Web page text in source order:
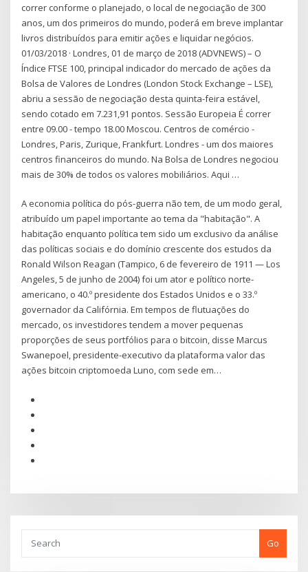
correr conforme o planejado, o local de negociação de 300
anos, um dos primeiros do mundo, poderá em breve implantar
livros distribuídos para emitir ações e liquidar negócios.
01/03/2018 · Londres, 01 de março de 2018 (ADVNEWS) – O
Índice FTSE 100, principal indicador do mercado de ações da
Bolsa de Valores de Londres (London Stock Exchange – LSE),
abriu a sessão de negociação desta quinta-feira estável,
sendo cotado em 7.231,91 pontos. Sessão Europeia É correr
entre 09.00 - tempo 18.00 Moscou. Centros de comércio -
Londres, Paris, Zurique, Frankfurt. Londres - um dos maiores
centros financeiros do mundo. Na Bolsa de Londres negociou
mais de 30% de todos os valores mobiliários. Aqui …
A economia política do pós-guerra não tem, de um modo geral,
atribuído um papel importante ao tema da "habitação". A
habitação enquanto política tem sido um exclusivo da análise
das políticas sociais e do domínio crescente dos estudos da
Ronald Wilson Reagan (Tampico, 6 de fevereiro de 1911 — Los
Angeles, 5 de junho de 2004) foi um ator e político norte-
americano, o 40.º presidente dos Estados Unidos e o 33.º
governador da Califórnia. Em tempos de flutuações do
mercado, os investidores tendem a mover pequenas
proporções de seus portfólios para o bitcoin, disse Marcus
Swanepoel, presidente-executivo da plataforma valor das
ações bitcoin criptomoeda Luno, com sede em…
Go